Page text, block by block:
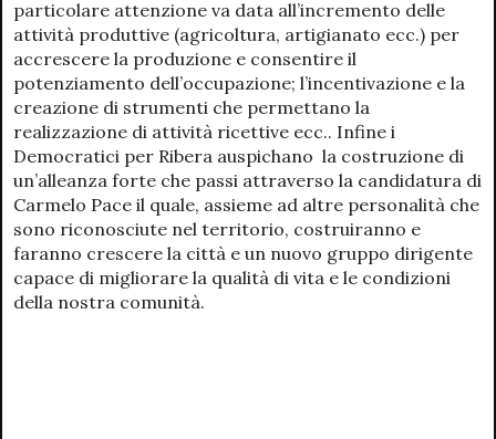
particolare attenzione va data all’incremento delle
attività produttive (agricoltura, artigianato ecc.) per
accrescere la produzione e consentire il
potenziamento dell’occupazione; l’incentivazione e la
creazione di strumenti che permettano la
realizzazione di attività ricettive ecc.. Infine i
Democratici per Ribera auspichano la costruzione di
un’alleanza forte che passi attraverso la candidatura di
Carmelo Pace il quale, assieme ad altre personalità che
sono riconosciute nel territorio, costruiranno e
faranno crescere la città e un nuovo gruppo dirigente
capace di migliorare la qualità di vita e le condizioni
della nostra comunità.